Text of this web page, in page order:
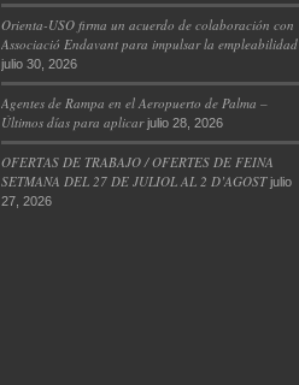
Orienta-USO firma un acuerdo de colaboración con
Associació Endavant para impulsar la empleabilidad
julio 30, 2026
Agentes de Rampa en el Aeropuerto de Palma –
Últimos días para aplicar julio 28, 2026
OFERTAS DE TRABAJO / OFERTES DE FEINA
SETMANA DEL 27 DE JULIOL AL 2 D’AGOST julio
27, 2026